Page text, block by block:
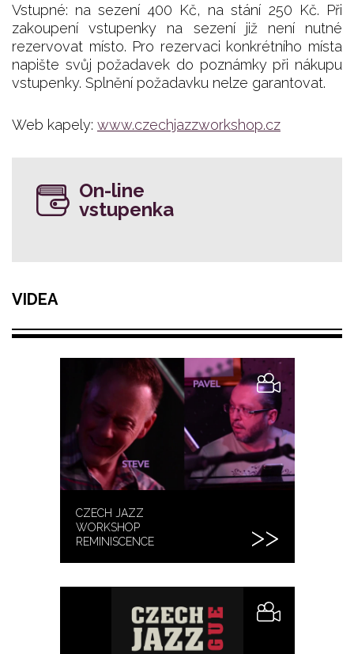
Vstupné: na sezení 400 Kč, na stání 250 Kč. Při
zakoupení vstupenky na sezení již není nutné
rezervovat místo. Pro rezervaci konkrétního místa
napište svůj požadavek do poznámky při nákupu
vstupenky. Splnění požadavku nelze garantovat.
Web kapely: www.czechjazzworkshop.cz
On-line
vstupenka
VIDEA
CZECH JAZZ
WORKSHOP
REMINISCENCE